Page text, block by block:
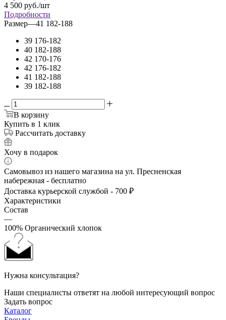
4 500 руб./шт
Подробности
Размер—41 182-188
39 176-182
40 182-188
42 170-176
42 176-182
41 182-188
39 182-188
В корзину
Купить в 1 клик
Рассчитать доставку
Хочу в подарок
Самовывоз из нашего магазина на ул. Пресненская
набережная - бесплатно
Доставка курьерской службой - 700 ₽
Характеристики
Состав
—
100% Органический хлопок
Нужна консультация?
Наши специалисты ответят на любой интересующий вопрос
Задать вопрос
Каталог